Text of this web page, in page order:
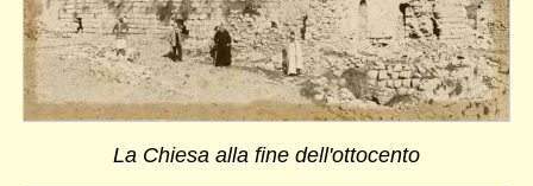
La Chiesa alla fine dell'ottocento